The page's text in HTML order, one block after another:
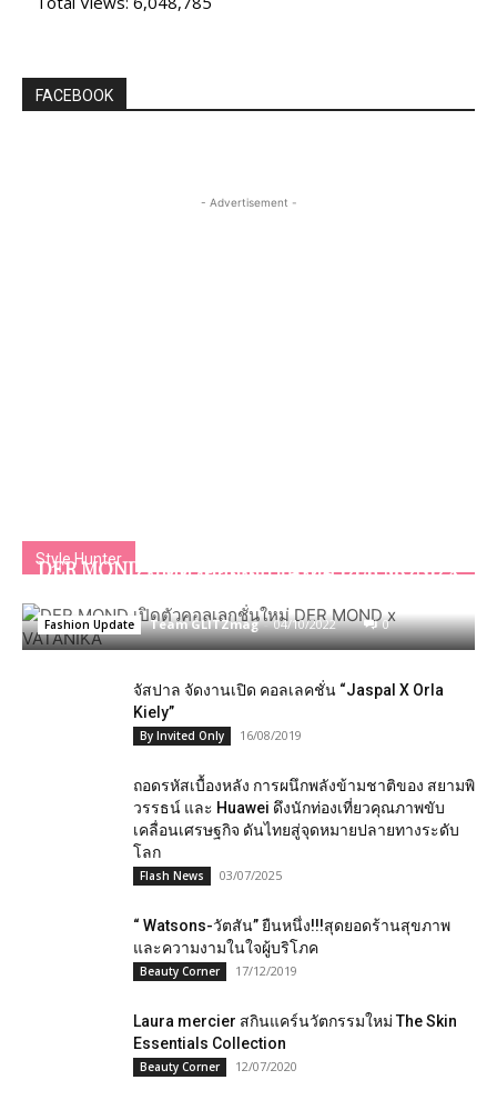
FACEBOOK
- Advertisement -
Style Hunter
DER MOND เปิดตัวคอลเลกชั่นใหม่ DER MOND x
Fashion Update Team GLITZmag - 04/10/2022 0
จัสปา​ล​ จัดงานเปิด​ ​คอลเลคชั่น​ “Jaspal X Orla
Kiely”
By Invited Only 16/08/2019
ถอดรหัสเบื้องหลัง การผนึกพลังข้ามชาติของ สยามพิ
วรรธน์ และ Huawei ดึงนักท่องเที่ยวคุณภาพขับ
เคลื่อนเศรษฐกิจ ดันไทยสู่จุดหมายปลายทางระดับ
โลก
Flash News 03/07/2025
“ Watsons-วัตสัน” ยืนหนึ่ง!!!สุดยอดร้านสุขภาพ
และความงามในใจผู้บริโภค
Beauty Corner 17/12/2019
Laura mercier​ สกินแคร์นวัตกรรมใหม่ The Skin
Essentials Collection
Beauty Corner 12/07/2020